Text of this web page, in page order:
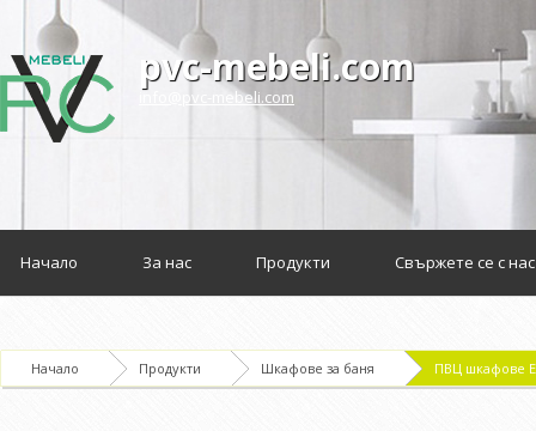
pvc-mebeli.com
info@pvc-mebeli.com
Начало За нас Продукти Свържете се с нас
Начало Продукти Шкафове за баня ПВЦ шкафове